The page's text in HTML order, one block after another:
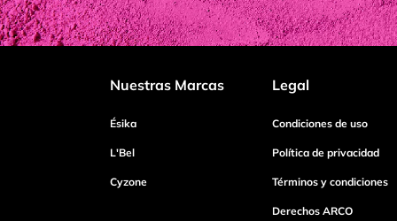
Tu nombre
Dirección de email
Nuestras Marcas
Ésika
L'Bel
Cyzone
Legal
Condiciones de uso
Política de privacidad
Términos y condiciones
Derechos ARCO